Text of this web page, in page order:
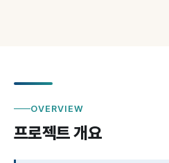
OVERVIEW
프로젝트 개요